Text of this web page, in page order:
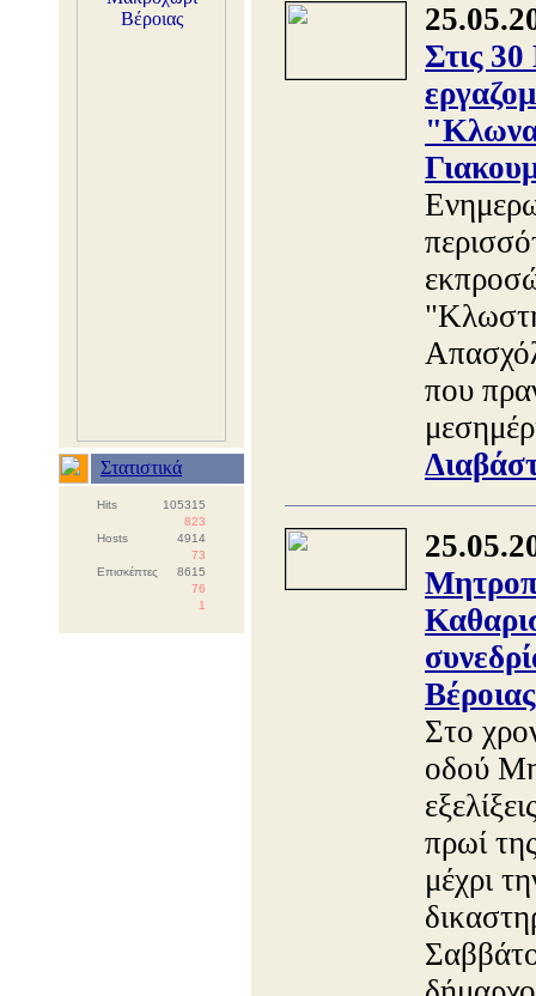
Στατιστικά
Hits
105315
823
Hosts
4914
73
Επισκέπτες
8615
76
1
Στις
που
Βέροιας
Στο
οδού
πρωί
μέχρι